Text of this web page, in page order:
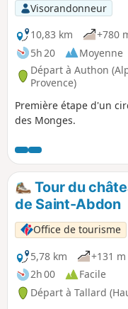
Visorandonneur
10,83 km
+780
5h 20
Moyenne
Départ à Authon
Provence)
Première étape d'un
des Monges.
Tour du
de Saint-Abdon
Office de tourisme
5,78 km
+131 m
2h 00
Facile
Départ à Tallard